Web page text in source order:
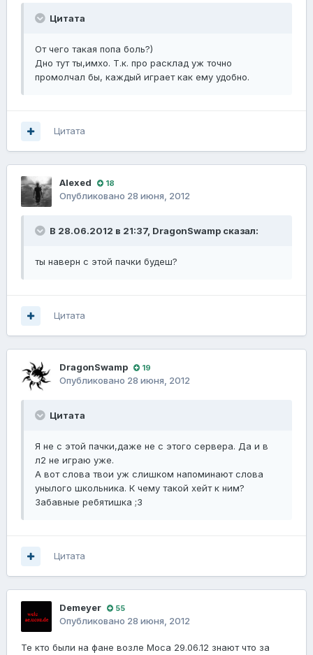
Цитата
От чего такая попа боль?)
Дно тут ты,имхо. Т.к. про расклад уж точно
промолчал бы, каждый играет как ему удобно.
Цитата
Alexed 18
Опубликовано 28 июня, 2012
В 28.06.2012 в 21:37, DragonSwamp сказал:
ты наверн с этой пачки будеш?
Цитата
DragonSwamp 19
Опубликовано 28 июня, 2012
Цитата
Я не с этой пачки,даже не с этого сервера. Да и в
л2 не играю уже.
А вот слова твои уж слишком напоминают слова
унылого школьника. К чему такой хейт к ним?
Забавные ребятишка ;3
Цитата
Demeyer 55
Опубликовано 28 июня, 2012
Те кто были на фане возле Моса 29.06.12 знают что за